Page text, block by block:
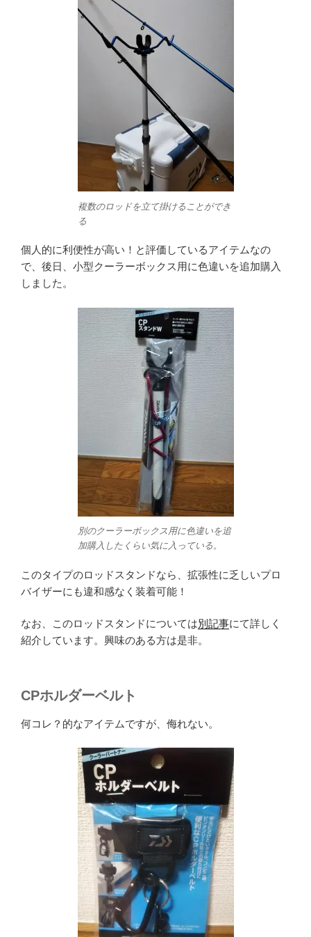
複数のロッドを立て掛けることができ
る
個人的に利便性が高い！と評価しているアイテムなの
で、後日、小型クーラーボックス用に色違いを追加購入
しました。
別のクーラーボックス用に色違いを追
加購入したくらい気に入っている。
このタイプのロッドスタンドなら、拡張性に乏しいプロ
バイザーにも違和感なく装着可能！
なお、このロッドスタンドについては別記事にて詳しく
紹介しています。興味のある方は是非。
CPホルダーベルト
何コレ？的なアイテムですが、侮れない。